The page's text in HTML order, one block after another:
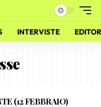
INTERVISTE
(12 FEBBRAIO)